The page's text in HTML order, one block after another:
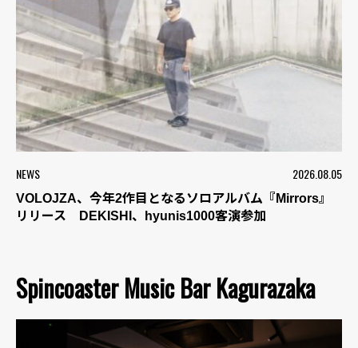
NEWS 2026.08.05
VOLOJZA、今年2作目となるソロアルバム『Mirrors』
リリース DEKISHI、hyunis1000客演参加
Spincoaster Music Bar Kagurazaka